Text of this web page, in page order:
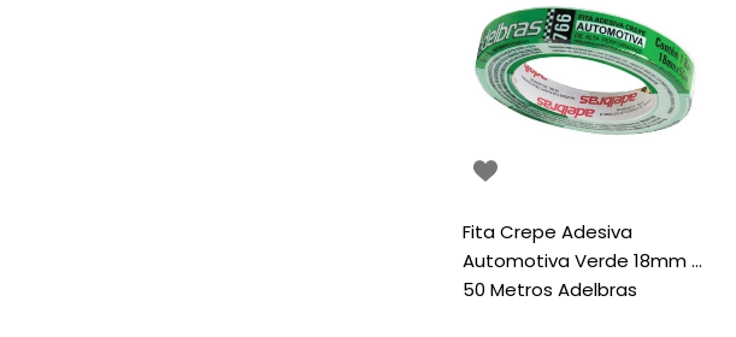
Fita Crepe Adesiva
Automotiva Verde 18mm x
50 Metros Adelbras